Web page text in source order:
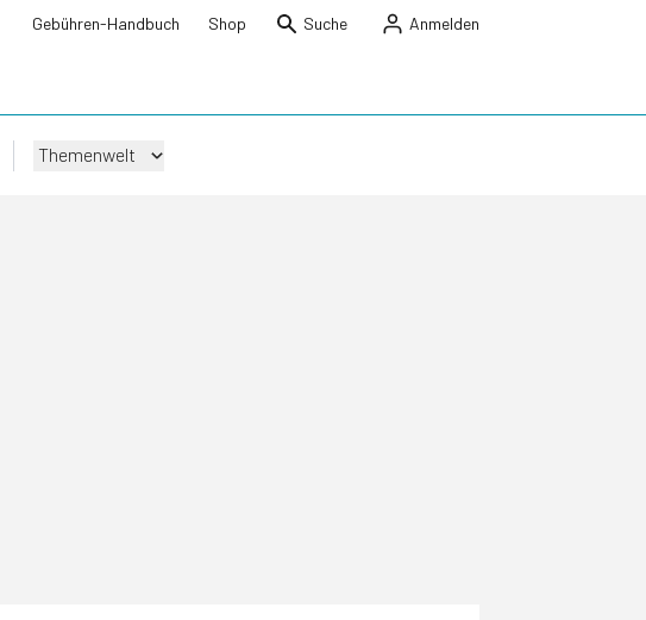
Gebühren-Handbuch Shop Suche Anmelden
Themenwelt